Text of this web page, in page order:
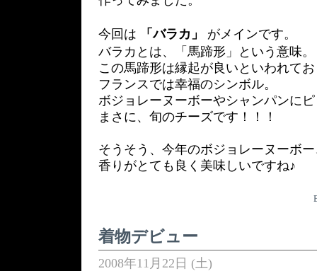
今回は 「バラカ」
がメインです。
バラカとは、「馬蹄形」という意味。
この馬蹄形は縁起が良いといわれて
フランスでは幸福のシンボル。
ボジョレーヌーボーやシャンパンに
まさに、旬のチーズです！！！
そうそう、今年のボジョレーヌーボ
香りがとても良く美味しいですね♪
着物デビュー
2008年11月22日 (土)